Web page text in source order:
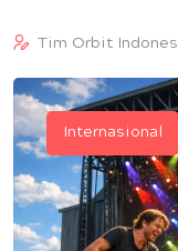
Tim Orbit
Internasional